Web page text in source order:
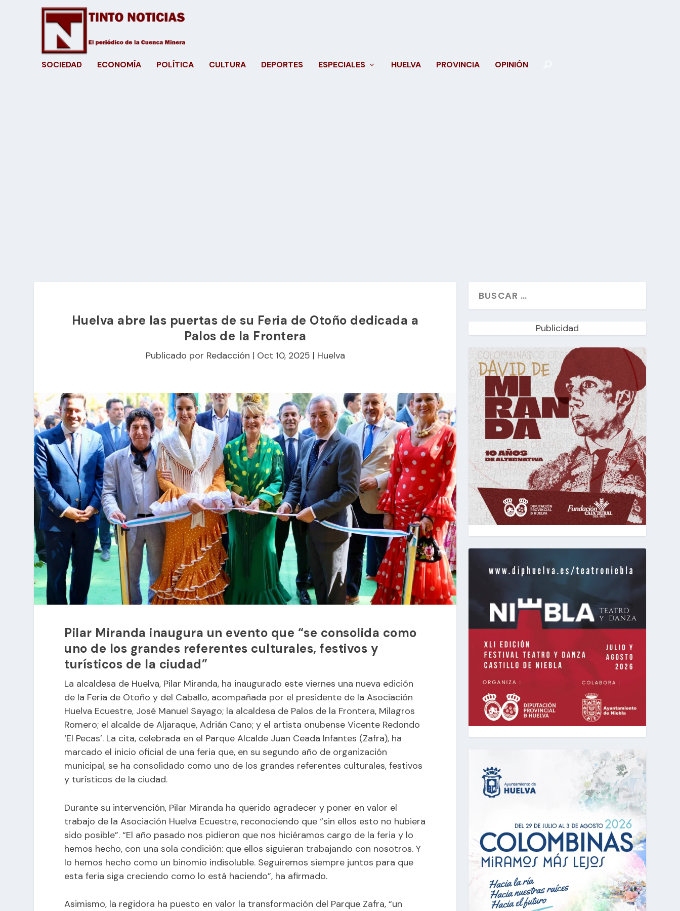
SOCIEDAD ECONOMÍA POLÍTICA CULTURA DEPORTES ESPECIALES HUELVA PROVINCIA OPINIÓN
Huelva abre las puertas de su Feria de Otoño dedicada a
Palos de la Frontera
Publicado por Redacción | Oct 10, 2025 | Huelva
Pilar Miranda inaugura un evento que “se consolida como
uno de los grandes referentes culturales, festivos y
turísticos de la ciudad”
La alcaldesa de Huelva, Pilar Miranda, ha inaugurado este viernes una nueva edición
de la Feria de Otoño y del Caballo, acompañada por el presidente de la Asociación
Huelva Ecuestre, José Manuel Sayago; la alcaldesa de Palos de la Frontera, Milagros
Romero; el alcalde de Aljaraque, Adrián Cano; y el artista onubense Vicente Redondo
‘El Pecas’. La cita, celebrada en el Parque Alcalde Juan Ceada Infantes (Zafra), ha
marcado el inicio oficial de una feria que, en su segundo año de organización
municipal, se ha consolidado como uno de los grandes referentes culturales, festivos
y turísticos de la ciudad.
Durante su intervención, Pilar Miranda ha querido agradecer y poner en valor el
trabajo de la Asociación Huelva Ecuestre, reconociendo que “sin ellos esto no hubiera
sido posible”. “El año pasado nos pidieron que nos hiciéramos cargo de la feria y lo
hemos hecho, con una sola condición: que ellos siguieran trabajando con nosotros. Y
lo hemos hecho como un binomio indisoluble. Seguiremos siempre juntos para que
esta feria siga creciendo como lo está haciendo”, ha afirmado.
Asimismo, la regidora ha puesto en valor la transformación del Parque Zafra, “un
Publicidad